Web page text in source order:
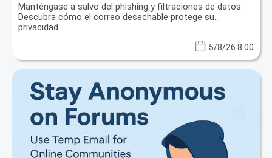
Manténgase a salvo del phishing y filtraciones de datos.
Descubra cómo el correo desechable protege su
privacidad.
5/8/26 8:00